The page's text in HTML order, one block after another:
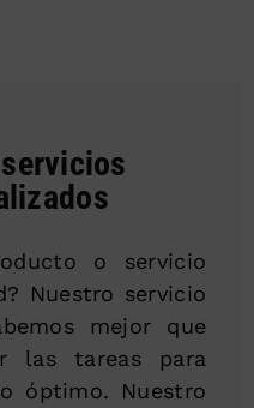
o servicio
Nuestro servicio
mejor que
las tareas para
óptimo. Nuestro